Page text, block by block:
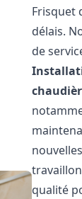
Frisquet
délais.
de
qualité